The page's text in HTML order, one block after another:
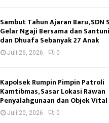
Sambut Tahun Ajaran Baru, SDN
Gelar Ngaji Bersama dan
dan Dhuafa Sebanyak 27 Anak
Juli 26, 2026 0
Kapolsek Rumpin Pimpin Patroli
Kamtibmas, Sasar Lokasi Rawan
Penyalahgunaan dan Objek Vital
Juli 20, 2026 0